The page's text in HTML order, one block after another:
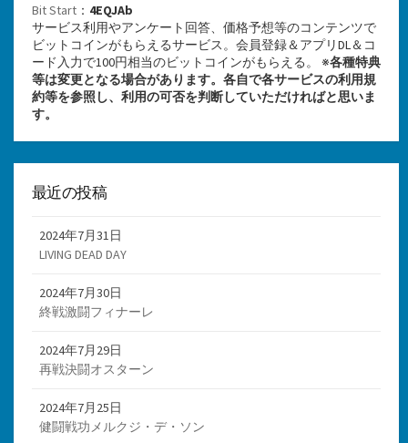
Bit Start ： 4EQJAb
サービス利用やアンケート回答、価格予想等のコンテンツで
ビットコインがもらえるサービス。会員登録＆アプリDL＆コ
ード入力で100円相当のビットコインがもらえる。 ※各種特典
等は変更となる場合があります。各自で各サービスの利用規
約等を参照し、利用の可否を判断していただければと思いま
す。
最近の投稿
2024年7月31日
LIVING DEAD DAY
2024年7月30日
終戦激闘フィナーレ
2024年7月29日
再戦決闘オスターン
2024年7月25日
健闘戦功メルクジ・デ・ソン